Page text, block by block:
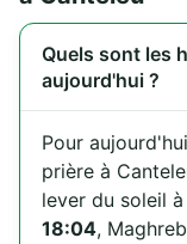
Quels sont les
aujourd'hui ?
Pour
prière à
lever du soleil
18:04,